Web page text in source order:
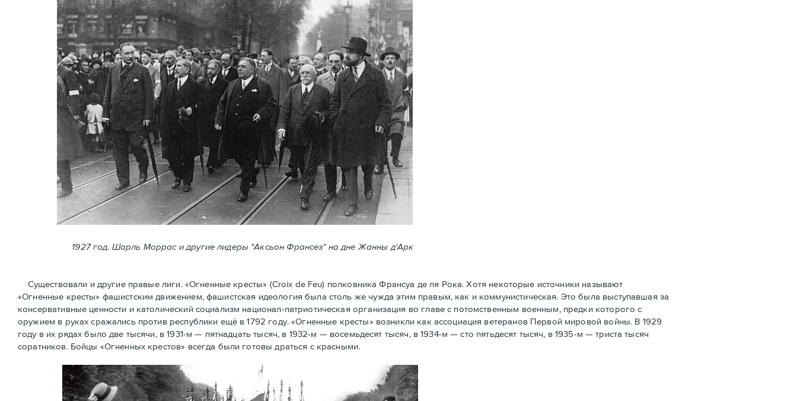
1927 год. Шарль Моррас и другие лидеры "Аксьон Франсез" на дне Жанны д'Арк
Существовали и другие правые лиги. «Огненные кресты» (Croix de Feu) полковника Франсуа де ля Рока. Хотя некоторые источники называют
«Огненные крeсты» фашистским движением, фашистская идеология была столь же чужда этим правым, как и коммунистическая. Это была выступавшая за
консервативные ценности и католический социализм национал-патриотическая организация во главе с потомственным военным, предки которого с
оружием в руках сражались против республики ещё в 1792 году. «Огненные кресты» возникли как ассоциация ветеранов Первой мировой войны. В 1929
году в их рядах было две тысячи, в 1931-м — пятнадцать тысяч, в 1932-м — восемьдесят тысяч, в 1934-м — сто пятьдесят тысяч, в 1935-м — триста тысяч
соратников. Бойцы «Огненных крестов» всегда были готовы драться с красными.